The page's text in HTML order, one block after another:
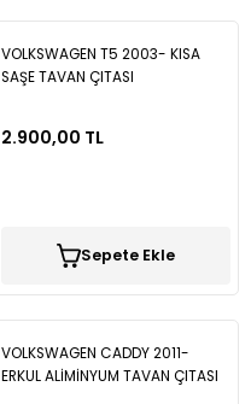
VOLKSWAGEN T5 2003- KISA
SAŞE TAVAN ÇITASI
2.900,00 TL
Sepete Ekle
VOLKSWAGEN CADDY 2011-
ERKUL ALİMİNYUM TAVAN ÇITASI